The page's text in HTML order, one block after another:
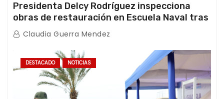
Presidenta Delcy Rodríguez inspecciona
obras de restauración en Escuela Naval tras
afectaciones sísmicas en La Guaira
Claudia Guerra Mendez
DESTACADO NOTICIAS